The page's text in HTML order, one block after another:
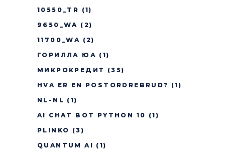
10550_TR (1)
9650_WA (2)
11700_WA (2)
ГОРИЛЛА ЮА (1)
МИКРОКРЕДИТ
(35)
HVA ER EN POSTORDREBRUD? (1)
NL-NL (1)
AI CHAT BOT PYTHON 10 (1)
PLINKO (3)
QUANTUM AI (1)